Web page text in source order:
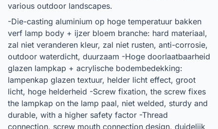
various outdoor landscapes.
-Die-casting aluminium op hoge temperatuur bakken
verf lamp body + ijzer bloem branche: hard materiaal,
zal niet veranderen kleur, zal niet rusten, anti-corrosie,
outdoor waterdicht, duurzaam -Hoge doorlaatbaarheid
glazen lampkap + acrylische bodembedekking:
lampenkap glazen textuur, helder licht effect, groot
licht, hoge helderheid -Screw fixation, the screw fixes
the lampkap on the lamp paal, niet welded, sturdy and
durable, with a higher safety factor -Thread
connection, screw mouth connection design, duidelijk